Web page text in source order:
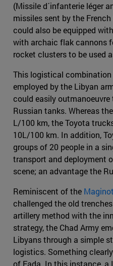
(Missile d´infanterie léger
missiles sent by the
could also be equipped
with archaic flak cannons
rocket clusters to be used
This logistical
employed by the Libyan
could easily outmanoeuvre
Russian tanks. Whereas
L/100 km, the Toyota
10L/100 km. In addition,
groups of 20 people in a
transport and deployment
scene; an advantage the
Reminiscent of the
challenged the old
artillery method with the
strategy, the Chad Army
Libyans through a simple
logistics. Something
of Fada. In this instance, a